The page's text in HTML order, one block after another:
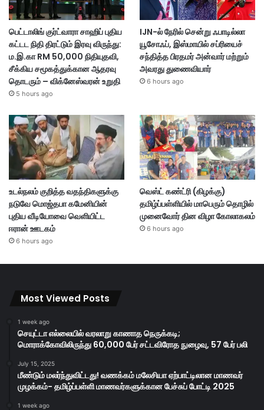
பெட்டாலிங் குர்ட்வாரா சாஹிப் புதிய
கட்டட நிதி திரட்டும் இரவு விருந்து:
ம.இ.கா RM 50,000 நிதியுதவி,
சீக்கிய சமூகத்துக்கான ஆதரவு
தொடரும் – விக்னேஸ்வரன் உறுதி
5 hours ago
IJN-ல் நேரில் சென்று ஃபாடில்லா
யூசோஃப், இஸ்மாயில் சப்ரியைச்
சந்தித்த பிரதமர் அன்வார் மற்றும்
அவரது துணைவியார்
6 hours ago
உடல்நலம் குறித்த வதந்திகளுக்கு
நடுவே மொஜ்தபா கமேனியின்
புதிய வீடியோவை வெளியிட்ட
ஈரான் ஊடகம்
6 hours ago
வெஸ்ட் கண்ட்ரி (கிழக்கு)
தமிழ்ப்பள்ளியில் மாபெரும் தொழில்
முனைவோர் தின விழா கோலாகலம்
6 hours ago
Most Viewed Posts
1 week ago
செயுட்டா எல்லையில் வரலாறு காணாத நெருக்கடி;
மொராக்கோவிலிருந்து 60,000 பேர் சட்டவிரோத நுழைவு, 57 பேர் பலி
July 15, 2025
மீண்டும் மலர்ந்துவிட்டது! வணக்கம் மலேசியா ஏற்பாட்டிலான மாணவர்
முழக்கம்- தமிழ்ப்பள்ளி மாணவர்களுக்கான பேச்சுப் போட்டி 2025
1 week ago